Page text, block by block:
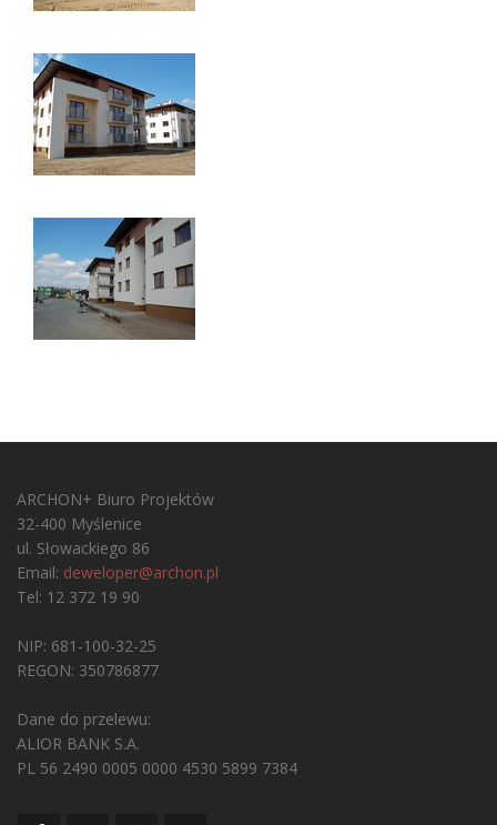
ARCHON+ Biuro Projektów
32-400 Myślenice
ul. Słowackiego 86
Email: deweloper@archon.pl
Tel: 12 372 19 90
NIP: 681-100-32-25
REGON: 350786877
Dane do przelewu:
ALIOR BANK S.A.
PL 56 2490 0005 0000 4530 5899 7384